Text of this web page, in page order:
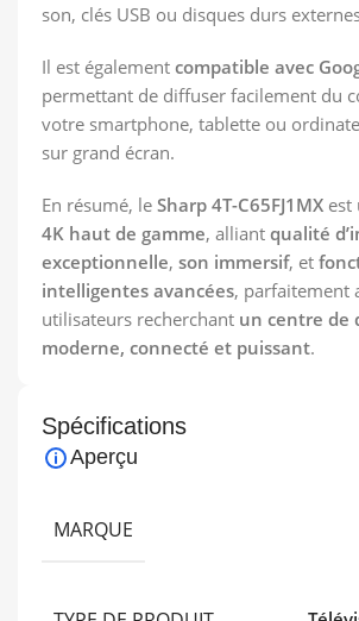
son, clés USB ou disques durs
Il est également compatible avec
permettant de diffuser facilement du
votre smartphone, tablette ou
sur grand écran.
En résumé, le Sharp 4T-C65FJ1MX est
4K haut de gamme, alliant qualité
exceptionnelle, son immersif, et
intelligentes avancées, parfaitement
utilisateurs recherchant un centre de
moderne, connecté et puissant.
Spécifications
Aperçu
MARQUE